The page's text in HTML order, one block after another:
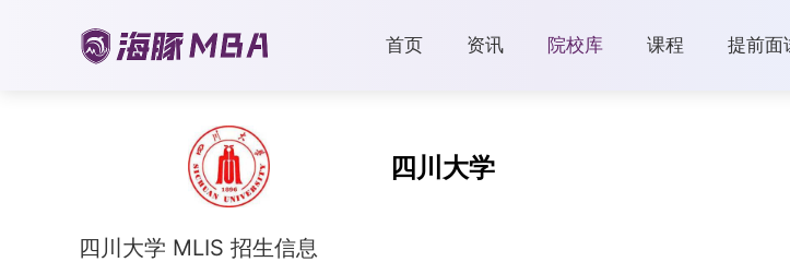
首页 资讯 院校库 课程 提前面
四川大学
四川大学 MLIS 招生信息